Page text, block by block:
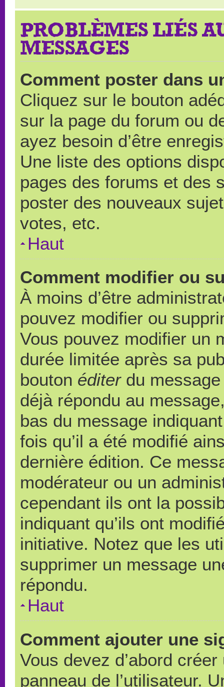
PROBLÈMES LIÉS
MESSAGES
Comment poster dans
Cliquez sur le bouton
sur la page du forum ou
ayez besoin d’être
Une liste des options
pages des forums et des
poster des nouveaux
votes, etc.
Haut
Comment modifier ou
À moins d’être
pouvez modifier ou
Vous pouvez modifier un
durée limitée après sa
bouton éditerdu message
déjà répondu au
bas du message
fois qu’il a été modifié
dernière édition. Ce
modérateur ou un
cependant ils ont la
indiquant qu’ils ont
initiative. Notez que les
supprimer un message
répondu.
Haut
Comment ajouter une
Vous devez d’abord
panneau de l’utilisateur.